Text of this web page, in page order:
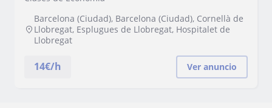
Barcelona (Ciudad), Barcelona (Ciudad), Cornellà de
Llobregat, Esplugues de Llobregat, Hospitalet de
Llobregat
14€/h Ver anuncio